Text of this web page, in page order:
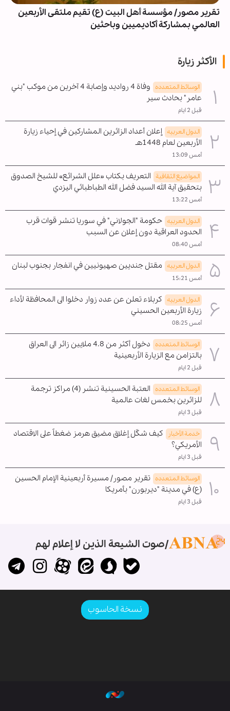
تقرير مصور/ مؤسسة أهل البيت (ع) تقيم ملتقى الأربعين
العالمي بمشاركة أكاديميين وباحثين
الأكثر زيارة
الوسائط المتعدده
وفاة 4 رواديد وإصابة 4 آخرين من موكب "بني
عامر" بحادث سير
قبل 2 ايام
الدول العربیه إعلان أعداد الزائرين المشاركين في إحياء زيارة
الأربعين لعام 1448هـ
أمس 13:09
المواضیع الثقافية التعريف بكتاب «علل الشرائع» للشيخ الصدوق
بتحقيق آية الله السيد فضل الله الطباطبائي اليزدي
أمس 13:22
الدول العربیه حكومة "الجولاني" في سوريا تنشر قوات قرب
الحدود العراقية دون إعلان عن السبب
أمس 08:40
الدول العربیه مقتل جنديين صهيونيين في انفجار بجنوب لبنان
أمس 15:21
الدول العربیه كربلاء تعلن عن عدد زوار دخلوا الى المحافظة لأداء
زيارة الأربعين الحسيني
أمس 08:25
الوسائط المتعدده
دخول أكثر من 4.8 ملايين زائر الى العراق
بالتزامن مع الزيارة الأربعينية
قبل 2 ايام
الوسائط المتعدده
العتبة الحسينية تنشر (4) مراكز ترجمة
للزائرين بخمس لغات عالمية
قبل 3 ايام
خدمة الأخبار
كيف شكّل إغلاق مضيق هرمز ضغطاً على الاقتصاد
الأمريكي؟
قبل 3 ايام
الوسائط المتعدده تقرير مصور/ مسيرة أربعينية الإمام الحسين
(ع) في مدينة "ديربورن" بأمريكا
قبل 3 ايام
صوت الشيعة الذين لا إعلام لهم
نسخة الحاسوب